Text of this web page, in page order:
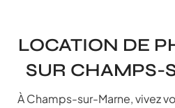
LOCATION DE
SUR CHAMPS-
À Champs-sur-Marne, vivez